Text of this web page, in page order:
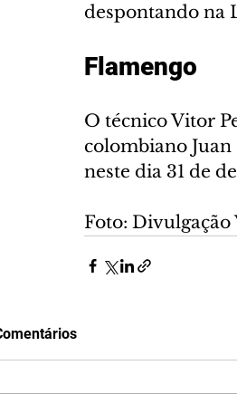
despontando na
Flamengo
O técnico Vitor
colombiano
neste dia 31 de
Foto: Divulgação